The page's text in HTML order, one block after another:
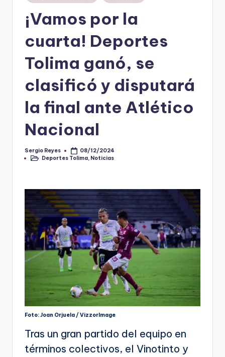
en
¡Vamos por la
cuarta! Deportes
Tolima ganó, se
clasificó y disputará
la final ante Atlético
Nacional
Publicado
por
Sergio Reyes
08/12/2024
Publicado
Deportes Tolima Noticias
Foto: Joan Orjuela / VizzorImage
Tras un gran partido del equipo en
términos colectivos, el Vinotinto y